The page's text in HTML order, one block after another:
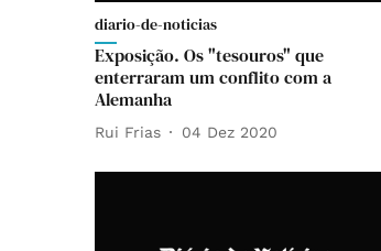
diario-de-noticias
Exposição. Os "tesouros" que
enterraram um conflito com a
Alemanha
Rui Frias 04 Dez 2020